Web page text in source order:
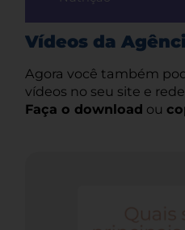
Vídeos da
Agora você também
vídeos no seu site e
Faça o download ou